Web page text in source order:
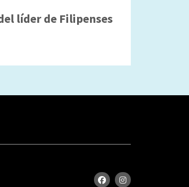
líder de Filipenses